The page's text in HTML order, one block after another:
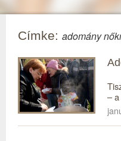
Címke: adomány
–